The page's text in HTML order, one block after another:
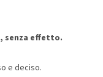
senza effetto.
e deciso.